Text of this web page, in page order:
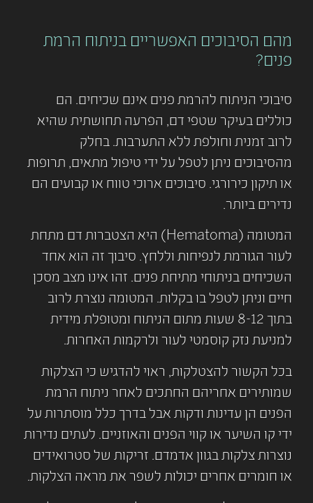
מהם הסיבוכים האפשריים בניתוח הרמת
פנים?
סיבוכי הניתוח להרמת פנים אינם שכיחים. הם
כוללים בעיקר שטפי דם, הפרעה תחושתית שהיא
לרוב זמנית וחולפת ללא התערבות. בחלק
מהסיבוכים ניתן לטפל על ידי טיפול מתאים, תרופות
או תיקון כירורגי. סיבוכים ארוכי טווח או קבועים הם
נדירים ביותר.
המטומה (Hematoma) היא הצטברות דם מתחת
לעור הגורמת לנפיחות וללחץ. סיבוך זה הוא אחד
השכיחים בניתוחי מתיחת פנים. זהו אינו מצב מסכן
חיים וניתן לטפל בו בקלות. המטומה נוצרת לרוב
בתוך 8-12 שעות מתום הניתוח ומטופלת מידית
למניעת נזק קוסמטי לעור ולרקמות האחרות.
בכל הקשור להצטלקות, ראוי להדגיש כי הצלקות
שמותירים אחריהם החתכים לאחר ניתוח הרמת
הפנים הן עדינות ודקות אבל בדרך כלל מוסתרות על
ידי קו השיער או קווי הפנים והאוזניים. לעתים נדירות
נוצרות צלקות בגוון אדמדם. זריקות של סטרואידים
או חומרים אחרים יכולות לשפר את מראה הצלקות.